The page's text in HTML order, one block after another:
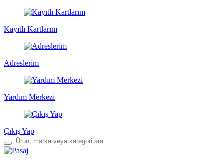
Kayıtlı Kartlarım
Adreslerim
Yardım Merkezi
Çıkış Yap